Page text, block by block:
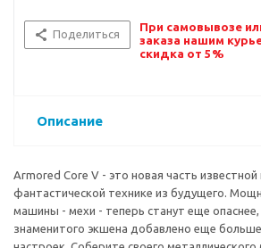
Поделиться
При самовывозе
заказа нашим
скидка от 5%
Описание
Armored Core V - это новая часть известной
фантастической технике из будущего.
машины - мехи - теперь станут еще опаснее,
знаменитого экшена добавлено еще